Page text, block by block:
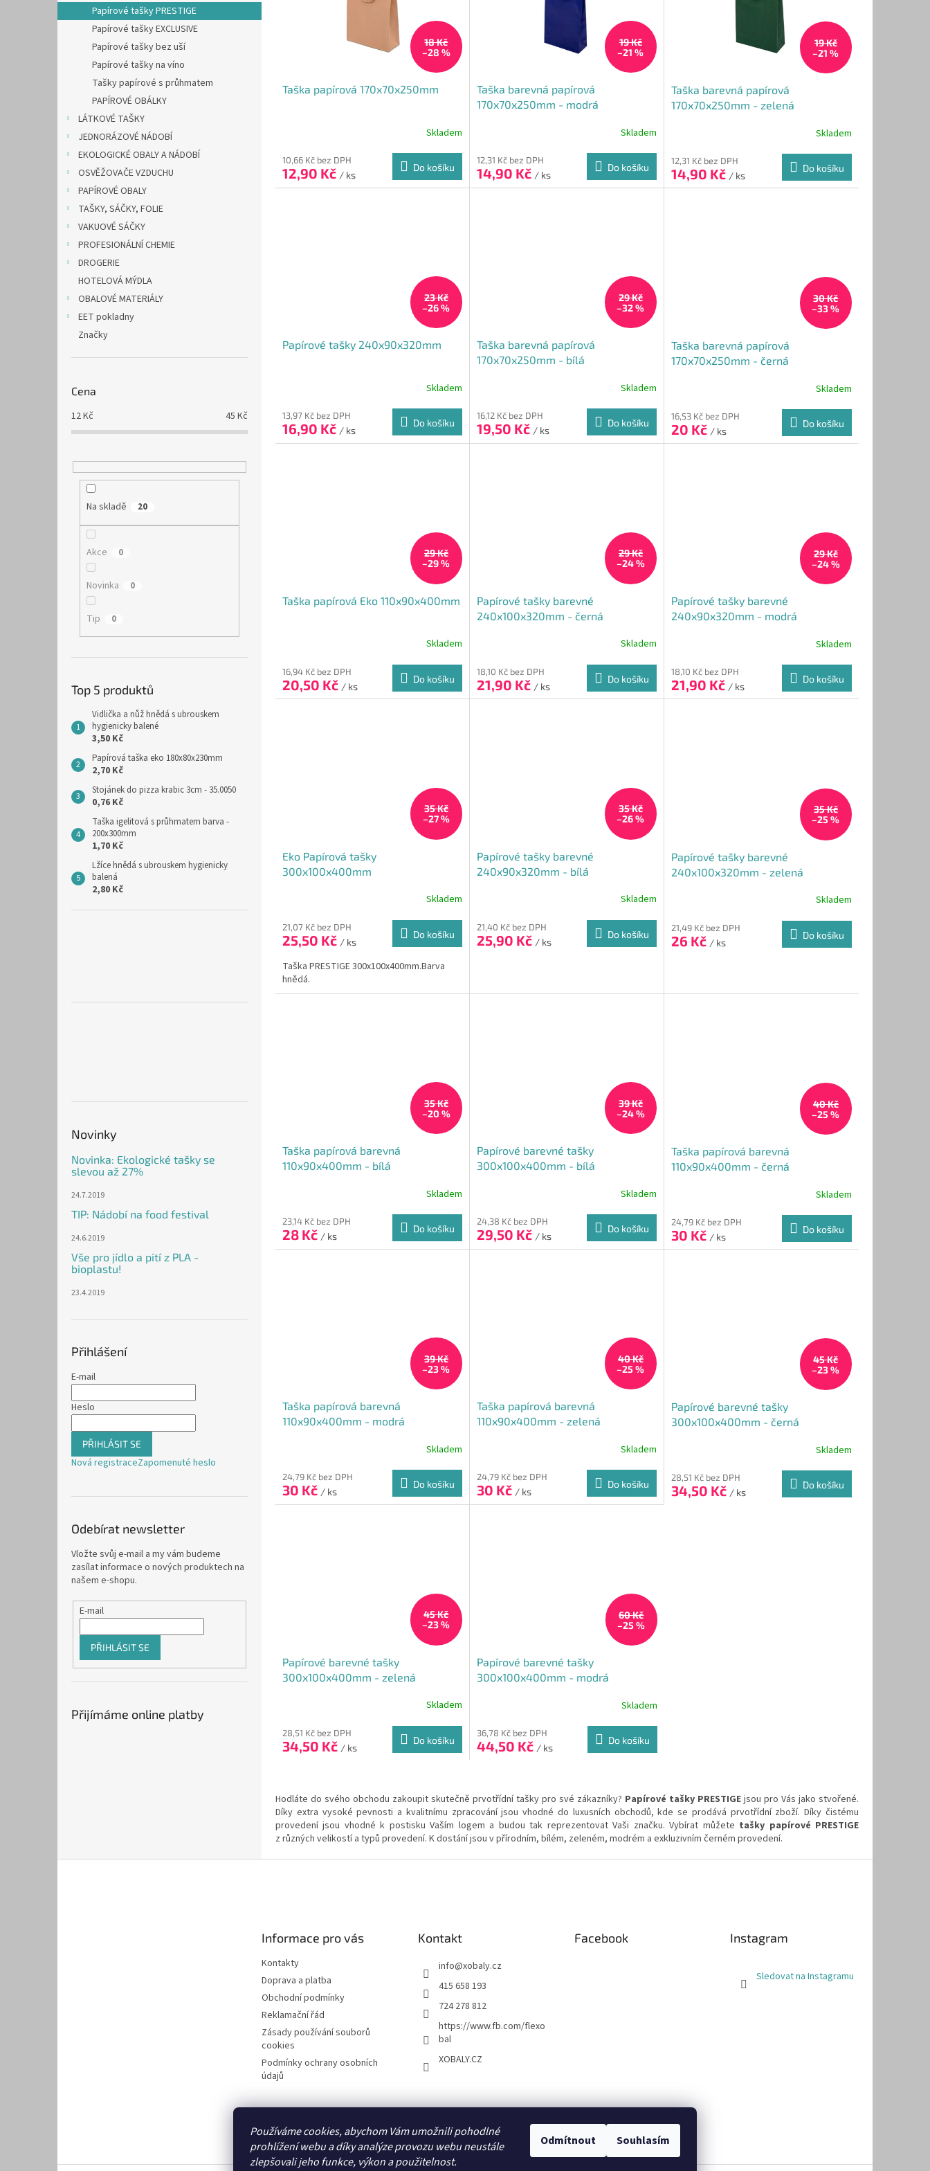
Používáme cookies, abychom Vám umožnili pohodlné
prohlížení webu a díky analýze provozu webu neustále
zlepšovali jeho funkce, výkon a použitelnost.
Odmítnout Souhlasím
n
e
Papírové tašky PRESTIGE
Papírové tašky EXCLUSIVE
Papírové tašky bez uší
Papírové tašky na víno
Tašky papírové s průhmatem
PAPÍROVÉ OBÁLKY
LÁTKOVÉ TAŠKY
JEDNORÁZOVÉ NÁDOBÍ
EKOLOGICKÉ OBALY A NÁDOBÍ
OSVĚŽOVAČE VZDUCHU
PAPÍROVÉ OBALY
TAŠKY, SÁČKY, FOLIE
VAKUOVÉ SÁČKY
PROFESIONÁLNÍ CHEMIE
DROGERIE
HOTELOVÁ MÝDLA
OBALOVÉ MATERIÁLY
EET pokladny
Značky
Cena
12Kč 45 Kč
Na skladě 20
Akce 0
Novinka 0
Tip 0
Top 5 produktů
Vidlička a nůž hnědá s ubrouskem
hygienicky balené
3,50 Kč
Papírová taška eko 180x80x230mm
2,70 Kč
Stojánek do pizza krabic 3cm - 35.0050
0,76 Kč
Taška igelitová s průhmatem barva -
200x300mm
1,70 Kč
Lžíce hnědá s ubrouskem hygienicky
balená
2,80 Kč
Novinky
Novinka: Ekologické tašky se
slevou až 27%
24.7.2019
TIP: Nádobí na food festival
24.6.2019
Vše pro jídlo a pití z PLA -
bioplastu!
23.4.2019
Přihlášení
E-mail
Heslo
PŘIHLÁSIT SE
Nová registraceZapomenuté heslo
Odebírat newsletter
Vložte svůj e-mail a my vám budeme
zasílat informace o nových produktech na
našem e-shopu.
E-mail
PŘIHLÁSIT SE
Přijímáme online platby
18 Kč
–28 %
Taška papírová 170x70x250mm
Skladem
10,66 Kč bez DPH
12,90 Kč / ks
Do košíku
19 Kč
–21 %
Taška barevná papírová
170x70x250mm - modrá
produktu
je
5,0
Skladem
12,31 Kč bez DPH
14,90 Kč / ks
Do košíku
19 Kč
–21 %
Taška barevná papírová
170x70x250mm - zelená
Skladem
12,31 Kč bez DPH
14,90 Kč / ks
Do košíku
23 Kč
–26 %
Papírové tašky 240x90x320mm
Skladem
13,97 Kč bez DPH
16,90 Kč / ks
Do košíku
29 Kč
–32 %
Taška barevná papírová
170x70x250mm - bílá
Skladem
16,12 Kč bez DPH
19,50 Kč / ks
Do košíku
30 Kč
–33 %
Taška barevná papírová
170x70x250mm - černá
produktu
je
4,0
Skladem
16,53 Kč bez DPH
20 Kč / ks
Do košíku
29 Kč
–29 %
Taška papírová Eko 110x90x400mm
produktu
je
5,0
Skladem
16,94 Kč bez DPH
20,50 Kč / ks
Do košíku
29 Kč
–24 %
Papírové tašky barevné
240x100x320mm - černá
Skladem
18,10 Kč bez DPH
21,90 Kč / ks
Do košíku
29 Kč
–24 %
Papírové tašky barevné
240x90x320mm - modrá
produktu
je
3,6
Skladem
18,10 Kč bez DPH
21,90 Kč / ks
Do košíku
35 Kč
–27 %
Eko Papírová tašky
300x100x400mm
produktu
je
z
5
hvězdiček.
Skladem
21,07 Kč bez DPH
25,50 Kč / ks
Do košíku
Taška PRESTIGE 300x100x400mm.Barva
hnědá.
35 Kč
–26 %
Papírové tašky barevné
240x90x320mm - bílá
Skladem
21,40 Kč bez DPH
25,90 Kč / ks
Do košíku
35 Kč
–25 %
Papírové tašky barevné
240x100x320mm - zelená
produktu
je
hvězdiček.
Skladem
21,49 Kč bez DPH
26 Kč / ks
Do košíku
35 Kč
–20 %
Taška papírová barevná
110x90x400mm - bílá
produktu
je
4,0
Skladem
23,14 Kč bez DPH
28 Kč / ks
Do košíku
39 Kč
–24 %
Papírové barevné tašky
300x100x400mm - bílá
Skladem
24,38 Kč bez DPH
29,50 Kč / ks
Do košíku
40 Kč
–25 %
Taška papírová barevná
110x90x400mm - černá
Skladem
24,79 Kč bez DPH
30 Kč / ks
Do košíku
39 Kč
–23 %
Taška papírová barevná
110x90x400mm - modrá
produktu
je
5,0
Skladem
24,79 Kč bez DPH
30 Kč / ks
Do košíku
40 Kč
–25 %
Taška papírová barevná
110x90x400mm - zelená
Skladem
24,79 Kč bez DPH
30 Kč / ks
Do košíku
45 Kč
–23 %
Papírové barevné tašky
300x100x400mm - černá
Skladem
28,51 Kč bez DPH
34,50 Kč / ks
Do košíku
45 Kč
–23 %
Papírové barevné tašky
300x100x400mm - zelená
Skladem
28,51 Kč bez DPH
34,50 Kč / ks
Do košíku
60 Kč
–25 %
Papírové barevné tašky
300x100x400mm - modrá
Skladem
36,78 Kč bez DPH
44,50 Kč / ks
Do košíku
v
l
á
d
a
c
Hodláte do svého obchodu zakoupit skutečně prvotřídní tašky pro své zákazníky? Papírové tašky PRESTIGE jsou pro Vás jako stvořené.
Díky extra vysoké pevnosti a kvalitnímu zpracování jsou vhodné do luxusních obchodů, kde se prodává prvotřídní zboží. Díky čistému
provedení jsou vhodné k postisku Vaším logem a budou tak reprezentovat Vaši značku. Vybírat můžete tašky papírové PRESTIGE
z různých velikostí a typů provedení. K dostání jsou v přírodním, bílém, zeleném, modrém a exkluzivním černém provedení.
Informace pro vás
Kontakty
Doprava a platba
Obchodní podmínky
Reklamační řád
Zásady používání souborů
cookies
Podmínky ochrany osobních
údajů
Kontakt
info@xobaly.cz
415 658 193
724 278 812
https://www.fb.com/flexo
bal
XOBALY.CZ
Facebook Instagram
Sledovat na Instagramu
FLEXOBAL KATRIN